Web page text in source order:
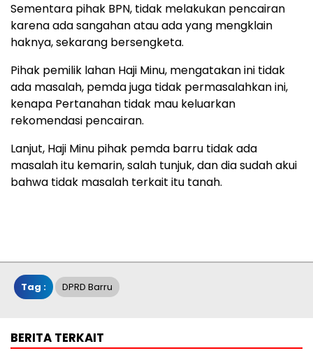
Sementara pihak BPN, tidak melakukan pencairan
karena ada sangahan atau ada yang mengklain
haknya, sekarang bersengketa.
Pihak pemilik lahan Haji Minu, mengatakan ini tidak
ada masalah, pemda juga tidak permasalahkan ini,
kenapa Pertanahan tidak mau keluarkan
rekomendasi pencairan.
Lanjut, Haji Minu pihak pemda barru tidak ada
masalah itu kemarin, salah tunjuk, dan dia sudah akui
bahwa tidak masalah terkait itu tanah.
Tag : DPRD Barru
BERITA TERKAIT